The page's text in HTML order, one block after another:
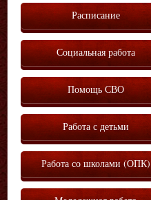
Расписание
Социальная работа
Помощь СВО
Работа с детьми
Работа со школами (ОПК)